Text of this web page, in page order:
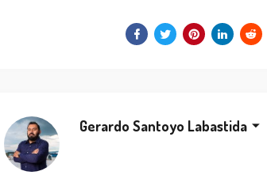
Gerardo Santoyo Labastida